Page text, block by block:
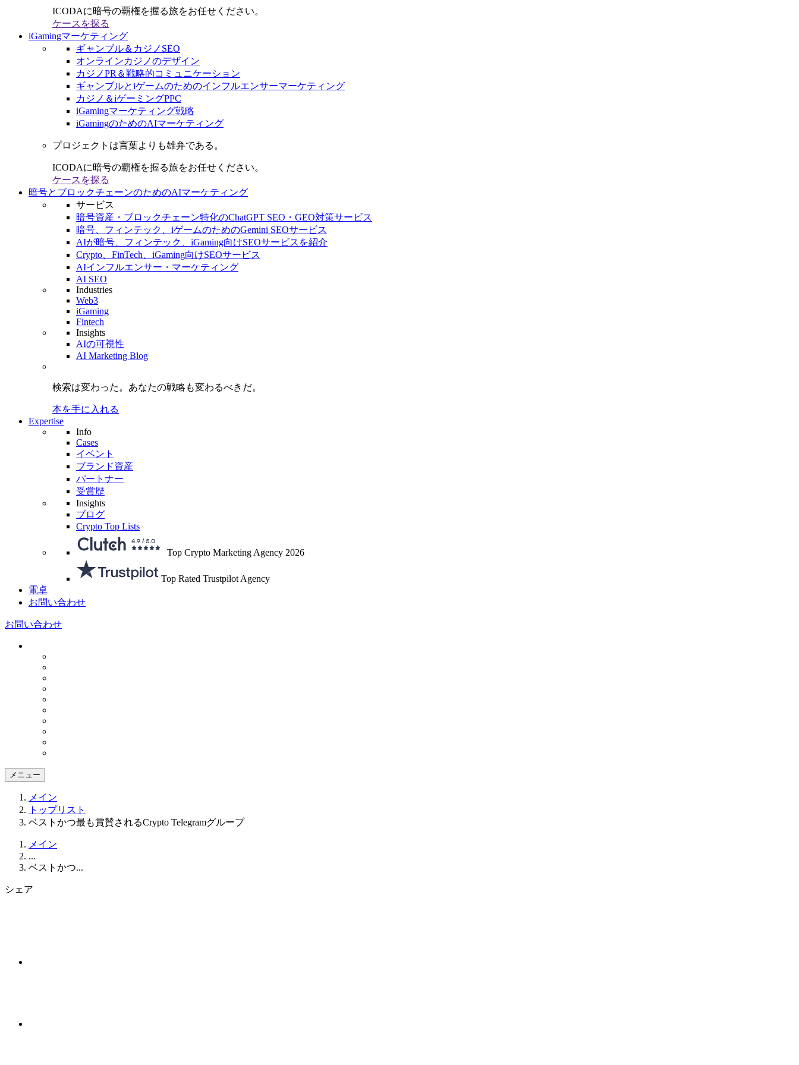
ICODAに暗号の覇権を握る旅をお任せください。
ケースを探る
iGamingマーケティング
ギャンブル＆カジノSEO
オンラインカジノのデザイン
カジノPR＆戦略的コミュニケーション
ギャンブルとiゲームのためのインフルエンサーマーケティング
カジノ＆iゲーミングPPC
iGamingマーケティング戦略
iGamingのためのAIマーケティング
プロジェクトは言葉よりも雄弁である。
ICODAに暗号の覇権を握る旅をお任せください。
ケースを探る
暗号とブロックチェーンのためのAIマーケティング
サービス
暗号資産・ブロックチェーン特化のChatGPT SEO・GEO対策サービス
暗号、フィンテック、iゲームのためのGemini SEOサービス
AIが暗号、フィンテック、iGaming向けSEOサービスを紹介
Crypto、FinTech、iGaming向けSEOサービス
AIインフルエンサー・マーケティング
AI SEO
Industries
Web3
iGaming
Fintech
Insights
AIの可視性
AI Marketing Blog
検索は変わった。 あなたの戦略も変わるべきだ。
本を手に入れる
Expertise
Info
Cases
イベント
ブランド資産
パートナー
受賞歴
Insights
ブログ
Crypto Top Lists
Top Crypto Marketing Agency 2026
Top Rated Trustpilot Agency
電卓
お問い合わせ
お問い合わせ
メニュー
メイン
トップリスト
ベストかつ最も賞賛されるCrypto Telegramグループ
メイン
...
ベストかつ...
シェア